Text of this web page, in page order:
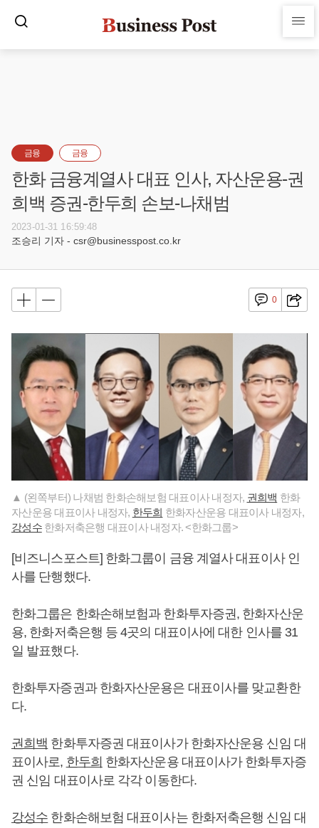
금융 금융
한화 금융계열사 대표 인사, 자산운용-권
희백 증권-한두희 손보-나채범
2023-01-31 16:59:48
조승리 기자 - csr@businesspost.co.kr
0
▲ (왼쪽부터) 나채범 한화손해보험 대표이사 내정자, 권희백 한화
자산운용 대표이사 내정자, 한두희 한화자산운용 대표이사 내정자,
강성수한화저축은행 대표이사 내정자. <한화그룹>
[비즈니스포스트] 한화그룹이 금융 계열사 대표이사 인
사를 단행했다.
한화그룹은 한화손해보험과 한화투자증권, 한화자산운
용, 한화저축은행 등 4곳의 대표이사에 대한 인사를 31
일 발표했다.
한화투자증권과 한화자산운용은 대표이사를 맞교환한
다.
권희백 한화투자증권 대표이사가 한화자산운용 신임 대
표이사로, 한두희 한화자산운용 대표이사가 한화투자증
권 신임 대표이사로 각각 이동한다.
강성수 한화손해보험 대표이사는 한화저축은행 신임 대